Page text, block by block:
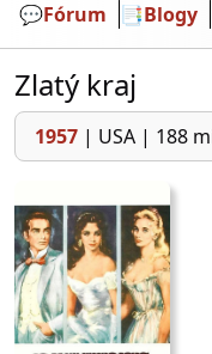
💬️Fórum 📑Blogy
Zlatý kraj
1957 | USA | 188